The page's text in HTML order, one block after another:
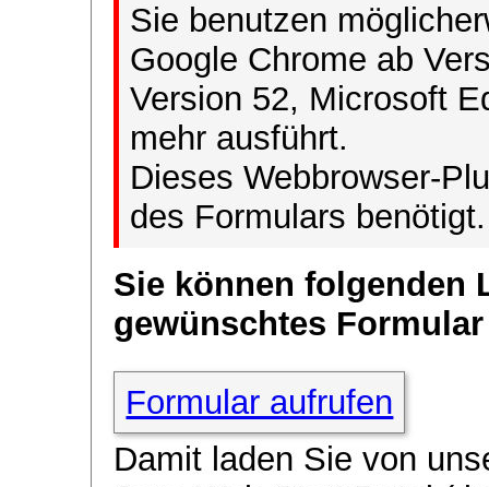
Sie benutzen
Google Chrome ab
Version 52, Microsoft
mehr ausführt.
Dieses Webbrowser-
des Formulars benötigt.
Sie können folgenden
gewünschtes
Formular aufrufen
Damit laden Sie von